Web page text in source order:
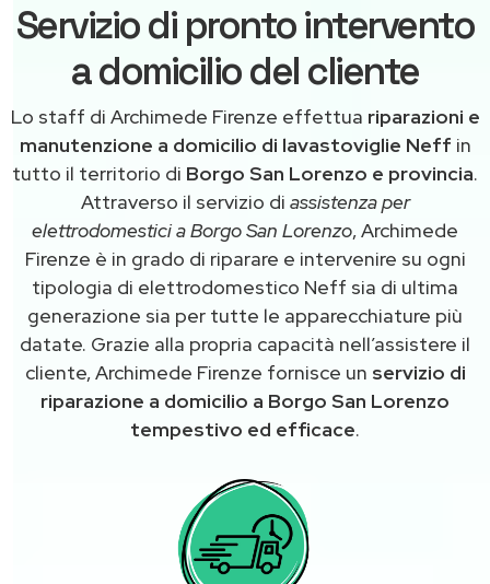
Servizio di pronto intervento
a domicilio del cliente
Lo staff di Archimede Firenze effettua riparazioni e
manutenzione a domicilio di lavastoviglie Neff in
tutto il territorio di Borgo San Lorenzo e provincia.
Attraverso il servizio di assistenza per
elettrodomestici a Borgo San Lorenzo, Archimede
Firenze è in grado di riparare e intervenire su ogni
tipologia di elettrodomestico Neff sia di ultima
generazione sia per tutte le apparecchiature più
datate. Grazie alla propria capacità nell’assistere il
cliente, Archimede Firenze fornisce un servizio di
riparazione a domicilio a Borgo San Lorenzo
tempestivo ed efficace.